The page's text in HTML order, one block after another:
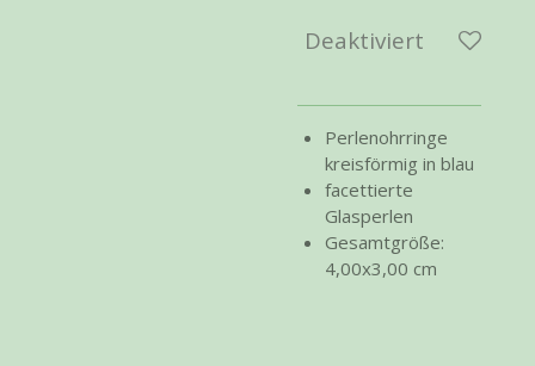
Deaktiviert
Perlenohrringe
kreisförmig in blau
facettierte
Glasperlen
Gesamtgröße:
4,00x3,00 cm